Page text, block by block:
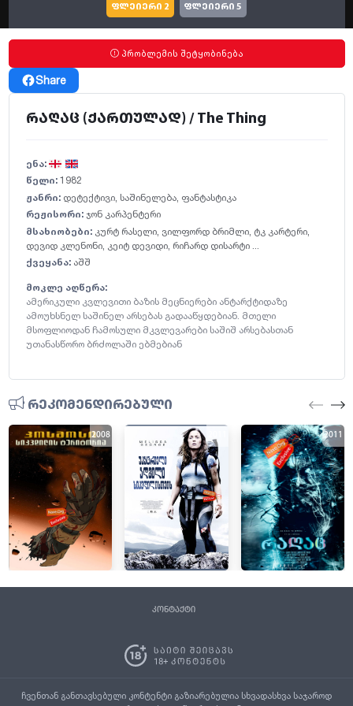
ფლეიერი 2 ფლეიერი 5
პრობლემის შეტყობინება
Share
რაღაც (ქართულად) / The Thing
ენა:
წელი: 1982
ჟანრი: დეტექტივი, საშინელება, ფანტასტიკა
რეჟისორი: ჯონ კარპენტერი
მსახიობები: კურტ რასელი, ვილფორდ ბრიმლი, ტკ კარტერი,
დევიდ კლენონი, კეიტ დევიდი, რიჩარდ დისარტი ...
ქვეყანა: აშშ
მოკლე აღწერა:
ამერიკული კვლევითი ბაზის მეცნიერები ანტარქტიდაზე
ამოუხსნელ საშინელ არსებას გადააწყდებიან. მთელი
მსოფლიოდან ჩამოსული მკვლევარები საშიშ არსებასთან
უთანასწორო ბრძოლაში ებმებიან
რეკომენდირებული
2008 2011
კონტაქტი
ჩვენთან განთავსებული კონტენტი გაზიარებულია სხვადასხვა საჯაროდ